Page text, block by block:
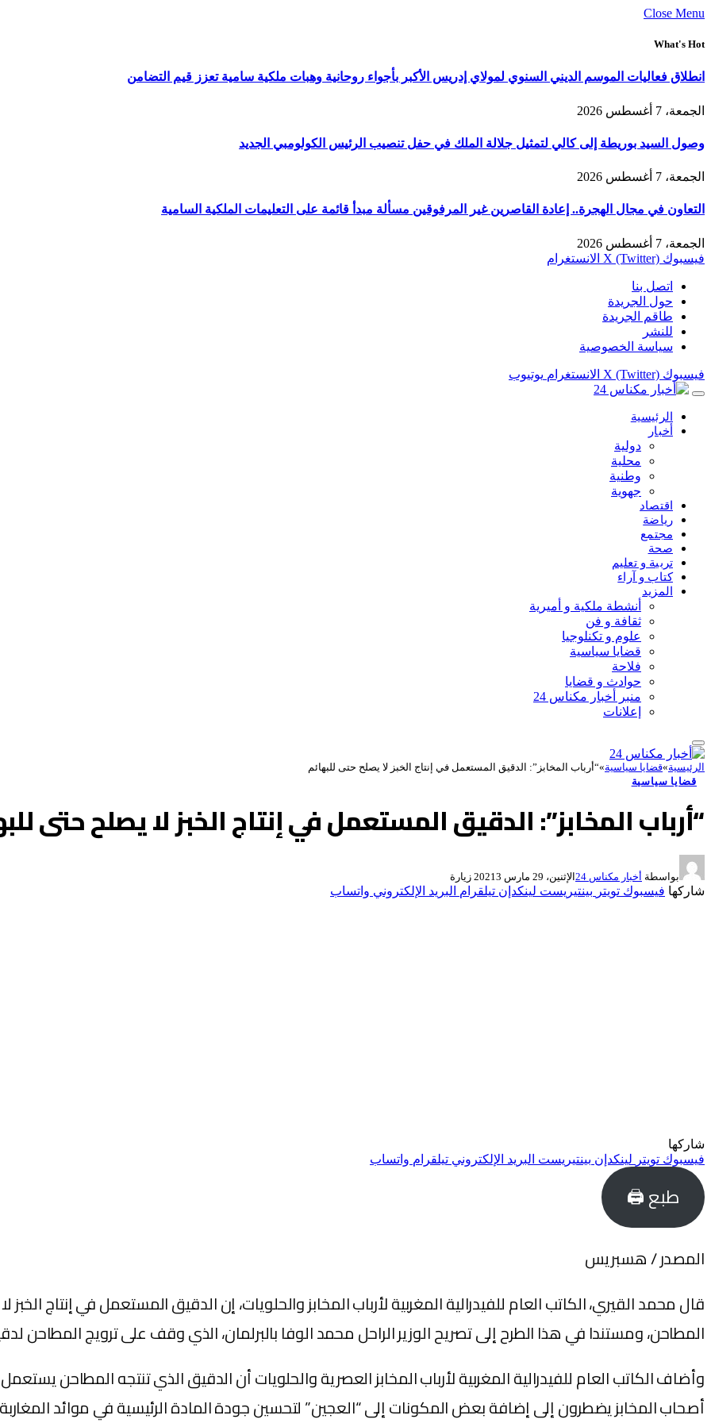
Close Menu
What's Hot
انطلاق فعاليات الموسم الديني السنوي لمولاي إدريس الأكبر بأجواء روحانية وهبات ملكية سامية تعزز قيم التضامن
الجمعة، 7 أغسطس 2026
وصول السيد بوريطة إلى كالي لتمثيل جلالة الملك في حفل تنصيب الرئيس الكولومبي الجديد
الجمعة، 7 أغسطس 2026
التعاون في مجال الهجرة.. إعادة القاصرين غير المرفوقين مسألة مبدأ قائمة على التعليمات الملكية السامية
الجمعة، 7 أغسطس 2026
فيسبوك X (Twitter) الانستغرام
اتصل بنا
حول الجريدة
طاقم الجريدة
للنشر
سياسة الخصوصية
فيسبوك X (Twitter) الانستغرام يوتيوب
الرئيسية
أخبار
دولية
محلية
وطنية
جهوية
اقتصاد
رياضة
مجتمع
صحة
تربية و تعليم
كتاب و آراء
المزيد
أنشطة ملكية و أميرية
ثقافة و فن
علوم و تكنلوجيا
قضايا سياسية
فلاحة
حوادث و قضايا
منبر أخبار مكناس 24
إعلانات
الرئيسية»قضايا سياسية»“أرباب المخابز”: الدقيق المستعمل في إنتاج الخبز لا يصلح حتى للبهائم
قضايا سياسية
“أرباب المخابز”: الدقيق المستعمل في إنتاج الخبز لا يصلح حتى
بواسطة أخبار مكناس 24 الإثنين، 29 مارس 2021 3 زيارة
شاركها فيسبوك تويتر بينتيريست لينكدإن تيلقرام البريد الإلكتروني واتساب
شاركها
فيسبوك تويتر لينكدإن بينتيريست البريد الإلكتروني تيلقرام واتساب
طبع 🖨
المصدر / هسبريس
قال محمد القيري، الكاتب العام للفيدرالية المغربية لأرباب المخابز والحلويات، إن الدقيق المستعمل في إنتاج
المطاحن، ومستندا في هذا الطرح إلى تصريح الوزير الراحل محمد الوفا بالبرلمان، الذي وقف على ترويج المطاحن
وأضاف الكاتب العام للفيدرالية المغربية لأرباب المخابز العصرية والحلويات أن الدقيق الذي تنتجه المطاحن
أصحاب المخابز يضطرون إلى إضافة بعض المكونات إلى “العجين” لتحسين جودة المادة الرئيسية في موائد